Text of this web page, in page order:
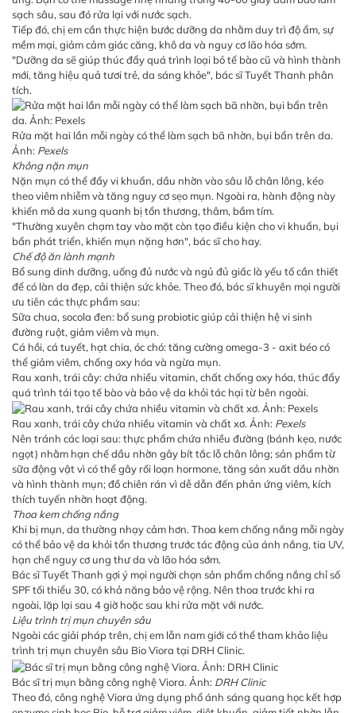
sạch sâu, sau đó rửa lại với nước sạch.
Tiếp đó, chị em cần thực hiện bước dưỡng da nhằm duy trì độ ẩm, sự
mềm mại, giảm cảm giác căng, khô da và nguy cơ lão hóa sớm.
"Dưỡng da sẽ giúp thúc đẩy quá trình loại bỏ tế bào cũ và hình thành
mới, tăng hiệu quả tươi trẻ, da sáng khỏe", bác sĩ Tuyết Thanh phân
tích.
Rửa mặt hai lần mỗi ngày có thể làm sạch bã nhờn, bụi bẩn trên da.
Ảnh: Pexels
Không nặn mụn
Nặn mụn có thể đẩy vi khuẩn, dầu nhờn vào sâu lỗ chân lông, kéo
theo viêm nhiễm và tăng nguy cơ sẹo mụn. Ngoài ra, hành động này
khiến mô da xung quanh bị tổn thương, thâm, bầm tím.
"Thường xuyên chạm tay vào mặt còn tạo điều kiện cho vi khuẩn, bụi
bẩn phát triển, khiến mụn nặng hơn", bác sĩ cho hay.
Chế độ ăn lành mạnh
Bổ sung dinh dưỡng, uống đủ nước và ngủ đủ giấc là yếu tố cần thiết
để có làn da đẹp, cải thiện sức khỏe. Theo đó, bác sĩ khuyên mọi người
ưu tiên các thực phẩm sau:
Sữa chua, socola đen: bổ sung probiotic giúp cải thiện hệ vi sinh
đường ruột, giảm viêm và mụn.
Cá hồi, cá tuyết, hạt chia, óc chó: tăng cường omega-3 - axit béo có
thể giảm viêm, chống oxy hóa và ngừa mụn.
Rau xanh, trái cây: chứa nhiều vitamin, chất chống oxy hóa, thúc đẩy
quá trình tái tạo tế bào và bảo vệ da khỏi tác hại từ bên ngoài.
Rau xanh, trái cây chứa nhiều vitamin và chất xơ. Ảnh: Pexels
Nên tránh các loại sau: thực phẩm chứa nhiều đường (bánh kẹo, nước
ngọt) nhằm hạn chế dầu nhờn gây bít tắc lỗ chân lông; sản phẩm từ
sữa động vật vì có thể gây rối loạn hormone, tăng sản xuất dầu nhờn
và hình thành mụn; đồ chiên rán vì dễ dẫn đến phản ứng viêm, kích
thích tuyến nhờn hoạt động.
Thoa kem chống nắng
Khi bị mụn, da thường nhạy cảm hơn. Thoa kem chống nắng mỗi ngày
có thể bảo vệ da khỏi tổn thương trước tác động của ánh nắng, tia UV,
hạn chế nguy cơ ung thư da và lão hóa sớm.
Bác sĩ Tuyết Thanh gợi ý mọi người chọn sản phẩm chống nắng chỉ số
SPF tối thiểu 30, có khả năng bảo vệ rộng. Nên thoa trước khi ra
ngoài, lặp lại sau 4 giờ hoặc sau khi rửa mặt với nước.
Liệu trình trị mụn chuyên sâu
Ngoài các giải pháp trên, chị em lẫn nam giới có thể tham khảo liệu
trình trị mụn chuyên sâu Bio Viora tại DRH Clinic.
Bác sĩtrị mụn bằng công nghệ Viora. Ảnh: DRH Clinic
Theo đó, công nghệ Viora ứng dụng phổ ánh sáng quang học kết hợp